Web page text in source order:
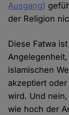
Ausgang)
der Religion
Diese Fatwa
islamischen
akzeptiert
wird. Und
wie hoch der